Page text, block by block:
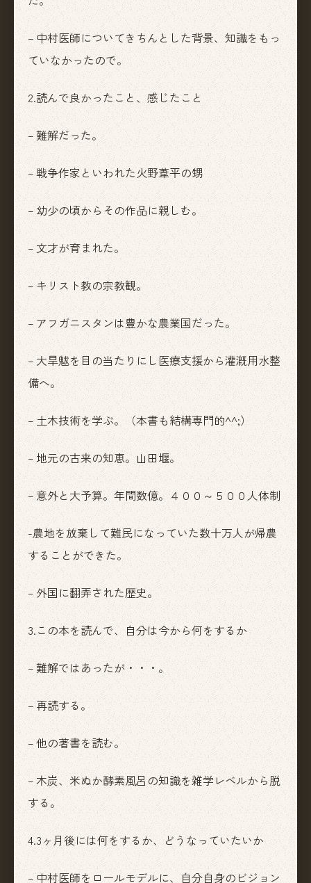
– 中村医師についてきちんとした背景、知識をもっ
ていなかったので。
2.読んで良かったこと、感じたこと
– 難解だった。
– 戦争作家といわれた火野葦平の甥
– 幼少の頃からその作品に親しむ。
– 文才が育まれた。
– キリスト教の宗教観。
– アフガニスタンは豊かな農業国だった。
– 大旱魃を目の当たりにし医療支援から灌漑用水整
備へ。
– 土木技術を学ぶ。（本書も結構専門的^^;）
– 地元の古来の知恵。山田堰。
– 意外と大予算。年間数億。４００～５００人体制
-農地を放棄して難民になっていた数十万人が帰農
することができた。
– 外国に翻弄された歴史。
3.この本を読んで、自分は今から何をするか
– 難解ではあったが・・・。
– 再読する。
– 他の著書を読む。
– 木炭、米ぬか酵素風呂の知識を雑学レベルから脱
する。
4.3ヶ月後には何をするか、どうなっていたいか
– 中村医師をロールモデルに、自分自身のビジョン